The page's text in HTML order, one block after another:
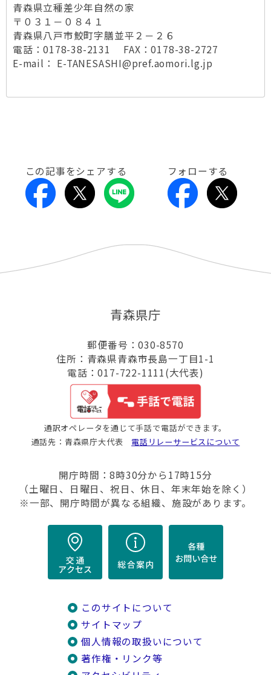
青森県立種差少年自然の家
〒０３１－０８４１
青森県八戸市鮫町字膳並平２－２６
電話：0178-38-2131 FAX：0178-38-2727
E-mail： E-TANESASHI@pref.aomori.lg.jp
この記事をシェアする フォローする
青森県庁
郵便番号：030-8570
住所：青森県青森市長島一丁目1-1
電話：017-722-1111(大代表)
通訳オペレータを通じて手話で電話ができます。
通話先：青森県庁大代表 電話リレーサービスについて
開庁時間：8時30分から17時15分
（土曜日、日曜日、祝日、休日、年末年始を除く）
※一部、開庁時間が異なる組織、施設があります。
このサイトについて
サイトマップ
個人情報の取扱いについて
著作権・リンク等